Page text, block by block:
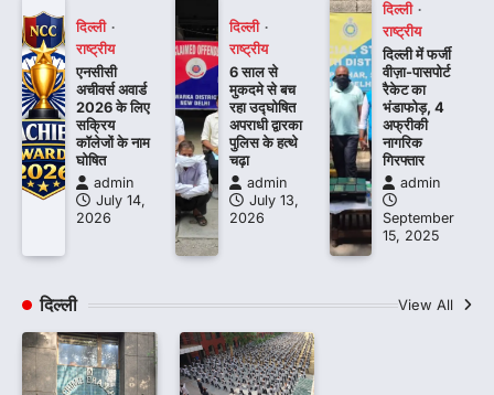
दिल्ली
राष्ट्रीय
एनसीसी
अचीवर्स अवार्ड
2026 के लिए
सक्रिय
कॉलेजों के नाम
घोषित
admin
July 14,
2026
दिल्ली
राष्ट्रीय
6 साल से
मुकदमे से बच
रहा उद्घोषित
अपराधी द्वारका
पुलिस के हत्थे
चढ़ा
admin
July 13,
2026
दिल्ली
राष्ट्रीय
दिल्ली में फर्जी
वीज़ा-पासपोर्ट
रैकेट का
भंडाफोड़, 4
अफ्रीकी
नागरिक
गिरफ्तार
admin
September
15, 2025
दिल्ली View All